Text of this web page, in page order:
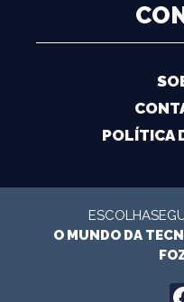
POLÍTICA
O MUNDO DA